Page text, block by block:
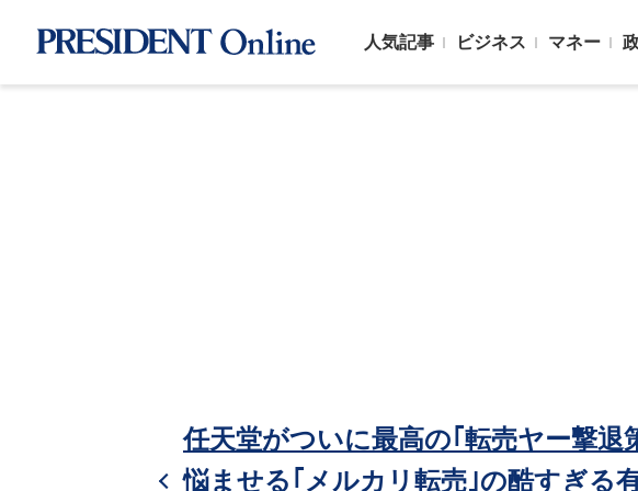
人気記事 ビジネス マネー
任天堂がついに最高の｢転売ヤー撃
悩ませる｢メルカリ転売｣の酷すぎる